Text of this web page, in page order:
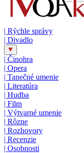
| Rýchle správy
| Divadlo
| Činohra
| Opera
| Tanečné umenie
| Literatúra
| Hudba
| Film
| Výtvarné umenie
| Rôzne
| Rozhovory
| Recenzie
| Osobnosti